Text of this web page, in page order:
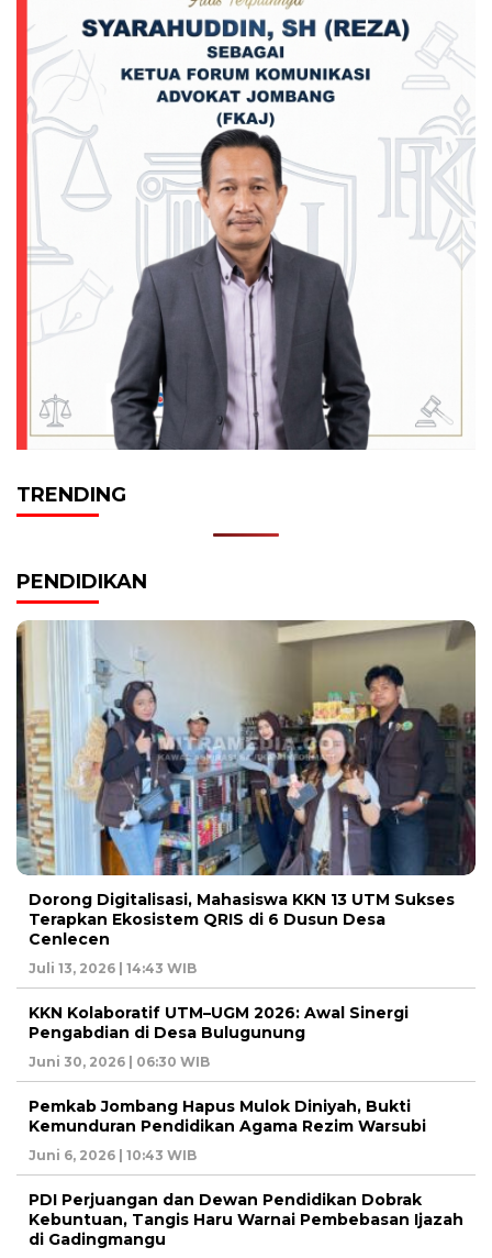
TRENDING
PENDIDIKAN
Dorong Digitalisasi, Mahasiswa KKN 13 UTM Sukses
Terapkan Ekosistem QRIS di 6 Dusun Desa
Cenlecen
Juli 13, 2026 | 14:43 WIB
KKN Kolaboratif UTM–UGM 2026: Awal Sinergi
Pengabdian di Desa Bulugunung
Juni 30, 2026 | 06:30 WIB
Pemkab Jombang Hapus Mulok Diniyah, Bukti
Kemunduran Pendidikan Agama Rezim Warsubi
Juni 6, 2026 | 10:43 WIB
PDI Perjuangan dan Dewan Pendidikan Dobrak
Kebuntuan, Tangis Haru Warnai Pembebasan Ijazah
di Gadingmangu